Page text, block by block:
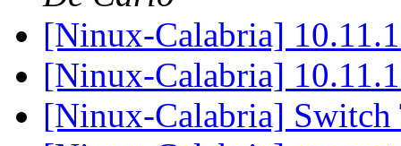
[Ninux-Calabria]
[Ninux-Calabria]
[Ninux-Calabria]